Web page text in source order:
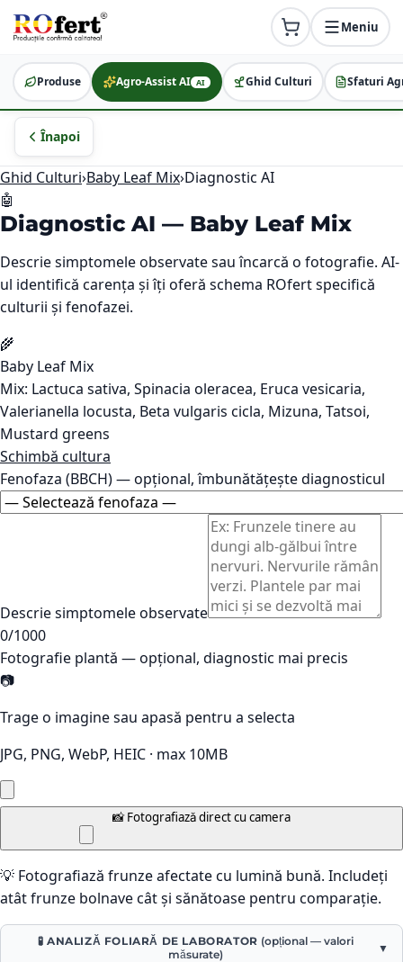
Meniu
Produse Agro-Assist AI AI Ghid Culturi Sfaturi
Înapoi
Ghid Culturi›Baby Leaf Mix›Diagnostic AI
🤖
Diagnostic AI — Baby Leaf Mix
Descrie simptomele observate sau încarcă o fotografie. AI-
ul identifică carența și îți oferă schema ROfert specifică
culturii și fenofazei.
🌾
Baby Leaf Mix
Mix: Lactuca sativa, Spinacia oleracea, Eruca vesicaria,
Valerianella locusta, Beta vulgaris cicla, Mizuna, Tatsoi,
Mustard greens
Schimbă cultura
Fenofaza (BBCH)— opțional, îmbunătățește diagnosticul
Descrie simptomele observate
0/1000
Fotografie plantă — opțional, diagnostic mai precis
📷
Trage o imagine sau apasă pentru a selecta
JPG, PNG, WebP, HEIC · max 10MB
📸 Fotografiază direct cu camera
💡 Fotografiază frunze afectate cu lumină bună. Includeți
atât frunze bolnave cât și sănătoase pentru comparație.
🧪 ANALIZĂ FOLIARĂ DE LABORATOR (opțional — valori
măsurate)
▼